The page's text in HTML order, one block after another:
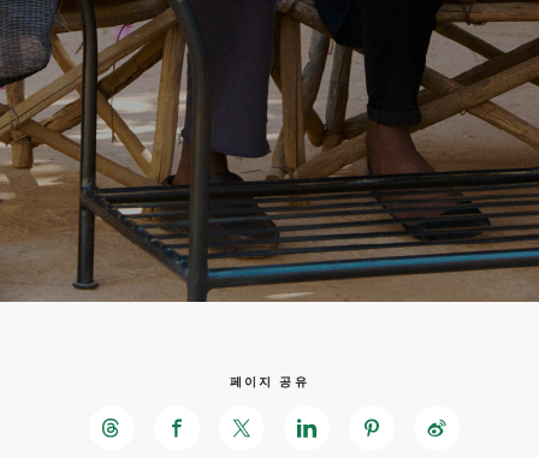
메
인
컨
텐
츠
로
이
동
닥
글
로
이
동
페이지 공유